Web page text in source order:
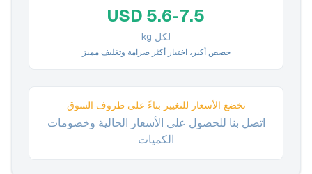
USD 5.6-7.5
لكل kg
حصص أكبر، اختيار أكثر صرامة وتغليف مميز
تخضع الأسعار للتغيير بناءً على ظروف السوق
اتصل بنا للحصول على الأسعار الحالية وخصومات
الكميات